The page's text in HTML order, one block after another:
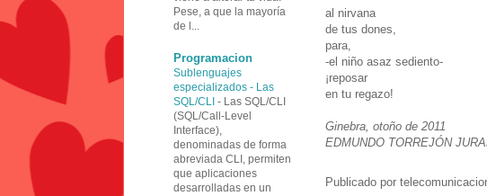
al nirvana
de tus dones,
para,
-el niño asaz sediento-
¡reposar
en tu regazo!
Ginebra, otoño de 2011
EDMUNDO TORREJÓN
Publicado por
Pese, a que la mayoría
de l...
Programacion
Sublenguajes
especializados - Las
SQL/CLI - Las SQL/CLI
(SQL/Call-Level
Interface),
denominadas de forma
abreviada CLI, permiten
que aplicaciones
desarrolladas en un